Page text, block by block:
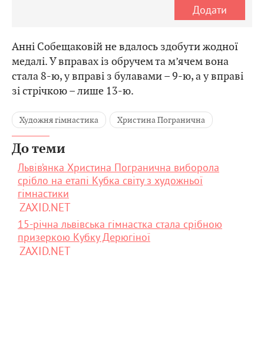
Додати
Анні Собещаковій не вдалось здобути жодної
медалі. У вправах із обручем та м’ячем вона
стала 8-ю, у вправі з булавами – 9-ю, а у вправі
зі стрічкою – лише 13-ю.
Художня гімнастика Христина Погранична
До теми
Львів’янка Христина Погранична виборола
срібло на етапі Кубка світу з художньої
гімнастики
ZAXID.NET
15-річна львівська гімнастка стала срібною
призеркою Кубку Дерюгіної
ZAXID.NET